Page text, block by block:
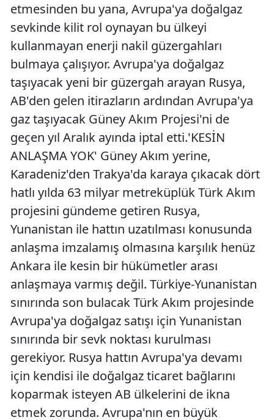
etmesinden bu yana, Avrupa'ya doğalgaz
sevkinde kilit rol oynayan bu ülkeyi
kullanmayan enerji nakil güzergahları
bulmaya çalışıyor. Avrupa'ya doğalgaz
taşıyacak yeni bir güzergah arayan Rusya,
AB'den gelen itirazların ardından Avrupa'ya
gaz taşıyacak Güney Akım Projesi'ni de
geçen yıl Aralık ayında iptal etti.'KESİN
ANLAŞMA YOK' Güney Akım yerine,
Karadeniz'den Trakya'da karaya çıkacak dört
hatlı yılda 63 milyar metreküplük Türk Akım
projesini gündeme getiren Rusya,
Yunanistan ile hattın uzatılması konusunda
anlaşma imzalamış olmasına karşılık henüz
Ankara ile kesin bir hükümetler arası
anlaşmaya varmış değil. Türkiye-Yunanistan
sınırında son bulacak Türk Akım projesinde
Avrupa'ya doğalgaz satışı için Yunanistan
sınırında bir sevk noktası kurulması
gerekiyor. Rusya hattın Avrupa'ya devamı
için kendisi ile doğalgaz ticaret bağlarını
koparmak isteyen AB ülkelerini de ikna
etmek zorunda. Avrupa'nın en büyük